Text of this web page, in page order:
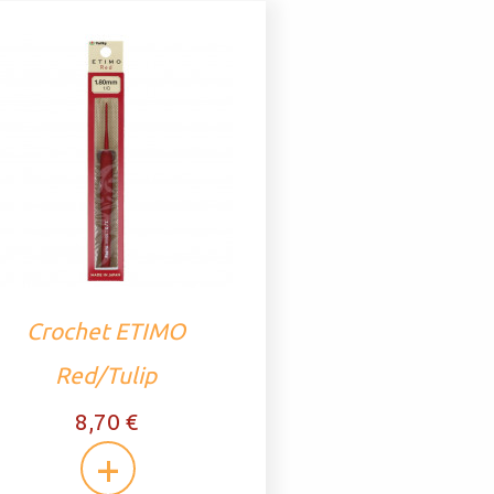
Crochet ETIMO
Red/Tulip
8,70 €